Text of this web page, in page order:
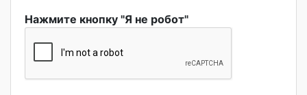
Нажмите кнопку "Я не робот"